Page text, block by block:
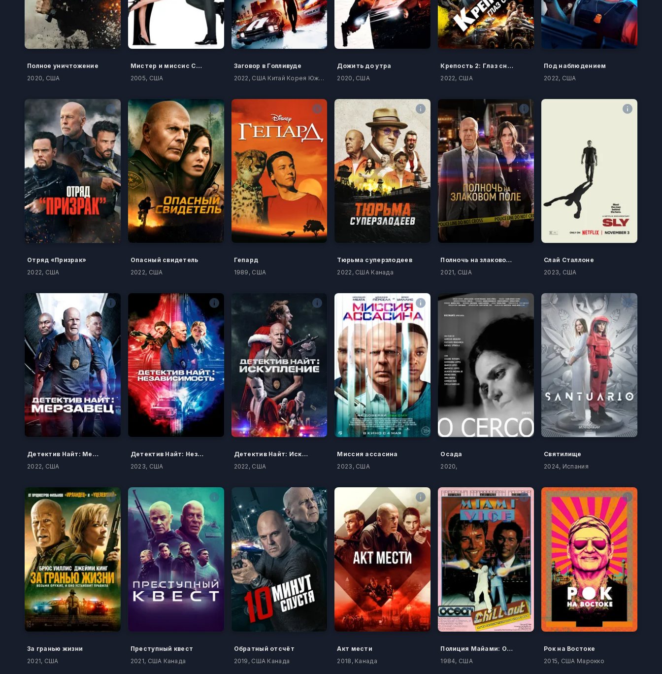
Полное уничтожение
2020, США
Мистер и миссис Смит
2005, США
Заговор в Голливуде
2022, США Китай Корея Южная Болгария
Дожить до утра
2020, США
Крепость 2: Глаз снайпера
2022, США
Под наблюдением
2022, США
Отряд «Призрак»
2022, США
Опасный свидетель
2022, США
Гепард
1989, США
Тюрьма суперзлодеев
2022, США Канада
Полночь на злаковом поле
2021, США
Слай Сталлоне
2023, США
Детектив Найт: Мерзавец
2022, США
Детектив Найт: Независимость
2023, США
Детектив Найт: Искупление
2022, США
Миссия ассасина
2023, США
Осада
2020,
Святилище
2024, Испания
За гранью жизни
2021, США
Преступный квест
2021, США Канада
Обратный отсчёт
2019, США Канада
Акт мести
2018, Канада
Полиция Майами: Отдел нравов
1984, США
Рок на Востоке
2015, США Марокко